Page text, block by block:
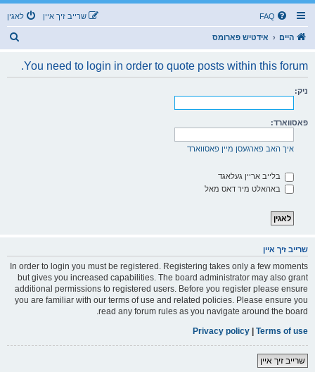
FAQ לאגין שרייב זיך איין
היים אידטיש פארומס
You need to login in order to quote posts within this forum.
ניק:
פאסווארד:
איך האב פארגעסן מיין פאסווארד
בלייב אריין געלאגד
באהאלט מיר דאס מאל
שרייב זיך איין
In order to login you must be registered. Registering takes only a few moments
but gives you increased capabilities. The board administrator may also grant
additional permissions to registered users. Before you register please ensure
you are familiar with our terms of use and related policies. Please ensure you
read any forum rules as you navigate around the board.
Terms of use
|
Privacy policy
שרייב זיך איין